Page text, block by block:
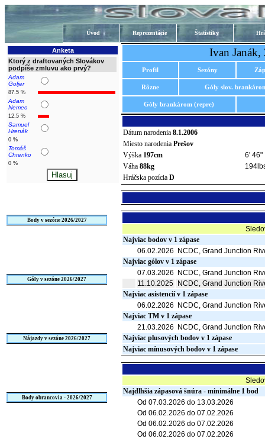
Úvod Reprezentácie Štatistiky
Anketa
Ktorý z draftovaných Slovákov
podpíše zmluvu ako prvý?
Adam
Goljer
87.5 %
Adam
Nemec
12.5 %
Samuel
Hrenák
0 %
Tomáš
Chrenko
0 %
Body v sezóne 2026/2027
Góly v sezóne 2026/2027
Nájazdy v sezóne 2026/2027
Body obrancovia - 2026/2027
Ivan
Profil Sezóny
Rôzne Góly slov.
Góly brankárom (repre)
Dátum narodenia 8.1.2006
Miesto narodenia Prešov
Výška 197cm
6' 46"
Váha 88kg
Hráčska pozícia D
Najviac bodov v 1 zápase
06.02.2026
NCDC, Grand Junction
Najviac gólov v 1 zápase
07.03.2026
NCDC, Grand Junction
11.10.2025
NCDC, Grand Junction
Najviac asistencií v 1 zápase
06.02.2026
NCDC, Grand Junction
Najviac TM v 1 zápase
21.03.2026
NCDC, Grand Junction
Najviac plusových bodov v 1 zápase
Najviac mínusových bodov v 1 zápase
Najdlhšia zápasová šnúra - minimálne 1 bod
Od 07.03.2026 do 13.03.2026
Od 06.02.2026 do 07.02.2026
Od 06.02.2026 do 07.02.2026
Od 06.02.2026 do 07.02.2026